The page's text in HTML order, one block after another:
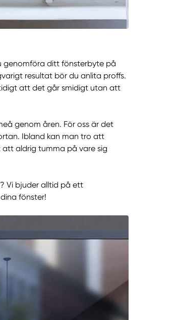
genomföra ditt fönsterbyte på
resultat bör du anlita proffs.
att det går smidigt utan att
genom åren. För oss är det
Ibland kan man tro att
att aldrig tumma på vare sig
Vi bjuder alltid på ett
fönster!